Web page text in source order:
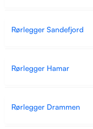
Rørlegger Sandefjord
Rørlegger Hamar
Rørlegger Drammen